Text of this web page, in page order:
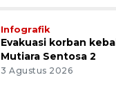
Infografik
Evakuasi korban
Mutiara Sentosa 2
3 Agustus 2026